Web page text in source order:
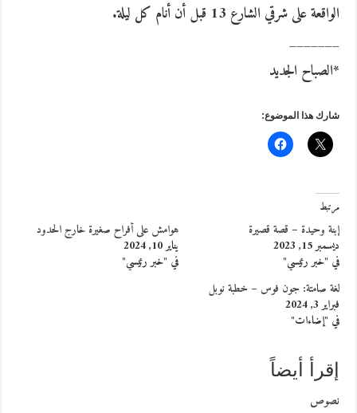
الواقعة على شرقي الشارع 13 قبل أن أنام كل ليلة.
_______
*الصباح الجديد
شارك هذا الموضوع:
مرتبط
إبنة وحيدة – قصة قصيرة
ديسمبر 15, 2023
في "خبر رئيسي"
هوامش على أفراح صغيرة خارج الحدود
يناير 10, 2024
في "خبر رئيسي"
لغة صامتة: جون فوس – خطبة نوبل
فبراير 3, 2024
في "إضاءات"
إقرأ أيضاً
نصوص